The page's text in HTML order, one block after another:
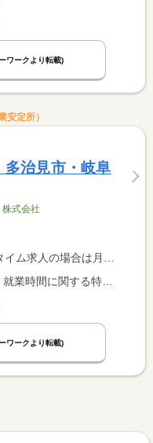
ワークより転載)
安定所）
治見市・岐阜
式会社
ト求人の場合は時間額を表示しています。
ワークより転載)